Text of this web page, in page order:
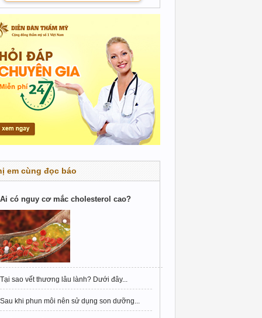
em cùng đọc báo
Ai có nguy cơ mắc cholesterol cao?
Tại sao vết thương lâu lành? Dưới đây...
Sau khi phun môi nên sử dụng son dưỡng...